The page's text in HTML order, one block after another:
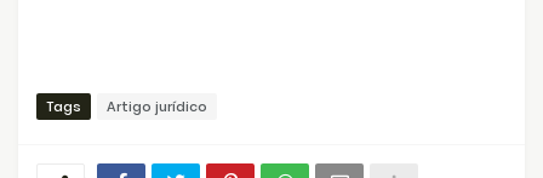
Tags Artigo jurídico